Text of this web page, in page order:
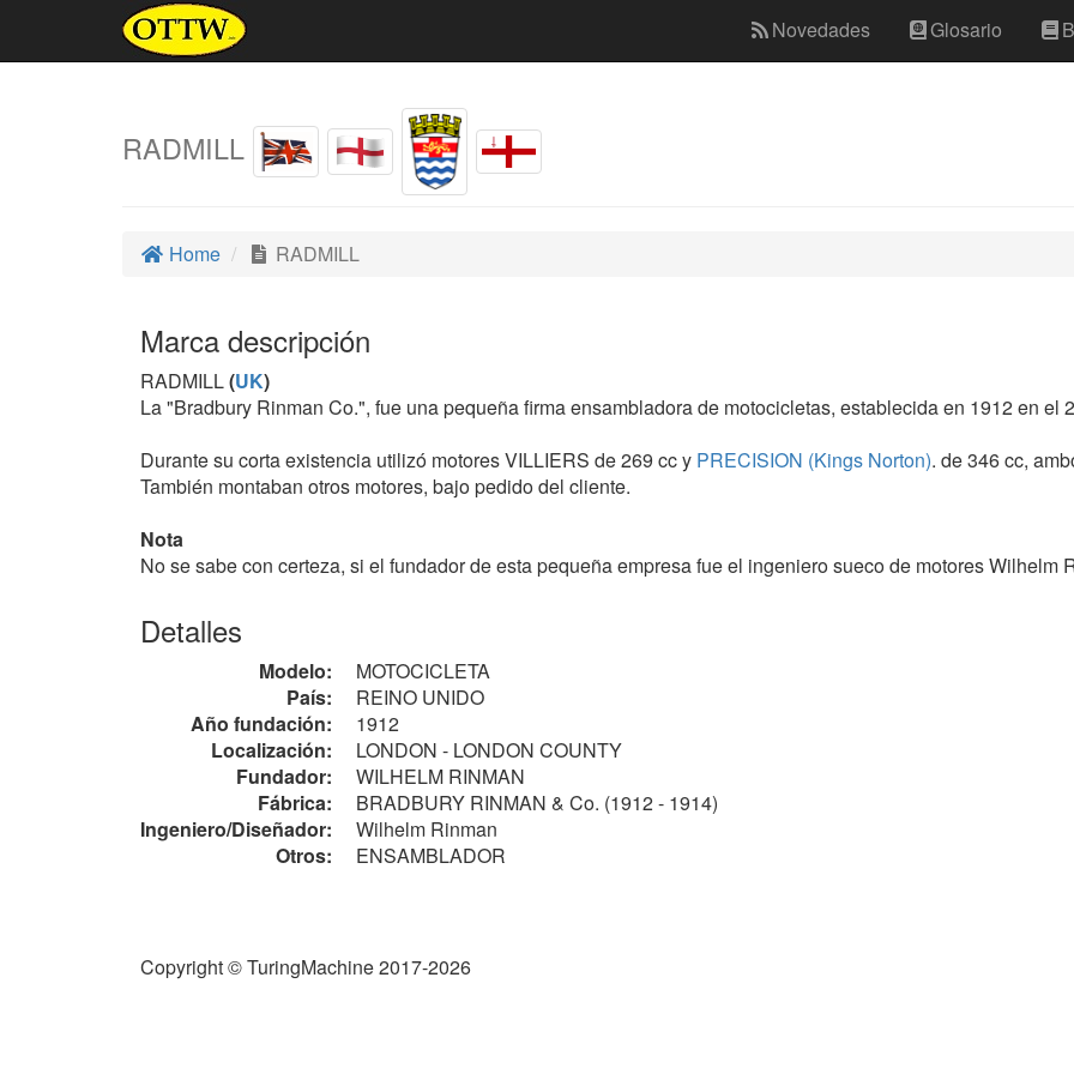
Novedades Glosario
RADMILL
Home RADMILL
Marca descripción
RADMILL(UK)
La "Bradbury Rinman Co.", fue una pequeña firma ensambladora de motocicletas, establecida en 1912 en el
Durante su corta existencia utilizó motores VILLIERS de 269 cc y PRECISION (Kings Norton). de 346 cc,
También montaban otros motores, bajo pedido del cliente.
Nota
No se sabe con certeza, si el fundador de esta pequeña empresa fue el ingeniero sueco de motores Wilhelm
Detalles
Modelo:
MOTOCICLETA
País:
REINO UNIDO
Año fundación:
1912
Localización:
LONDON - LONDON COUNTY
Fundador:
WILHELM RINMAN
Fábrica:
BRADBURY RINMAN & Co. (1912 - 1914)
Ingeniero/Diseñador:
Wilhelm Rinman
Otros:
ENSAMBLADOR
Copyright © TuringMachine 2017-2026